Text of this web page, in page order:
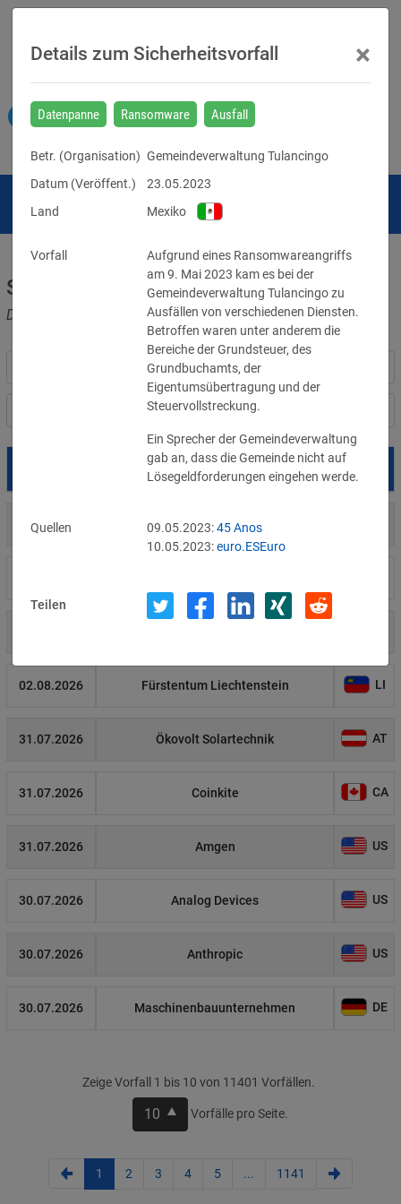
Sicherheitsvorfälle
Datenpannen, Cyber-Angriffe und Schwachstellen
Länderauswahl
Betroffene Land
05.08.2026 Meta
02.08.2026 Fürstentum Liechtenstein LI
31.07.2026 Ökovolt Solartechnik AT
31.07.2026 Coinkite CA
31.07.2026 Amgen US
30.07.2026 Analog Devices US
30.07.2026 Anthropic US
30.07.2026 Maschinenbauunternehmen DE
Zeige Vorfall 1 bis 10 von 11401 Vorfällen.
10 Vorfälle pro Seite.
1 2 3 4 5 ... 1141
Details zum Sicherheitsvorfall ×
Datenpanne Ransomware Ausfall
Betr. (Organisation) Gemeindeverwaltung Tulancingo
Datum (Veröffent.)
23.05.2023
Land
Mexiko
Vorfall
Aufgrund eines Ransomwareangriffs
am 9. Mai 2023 kam es bei der
Gemeindeverwaltung Tulancingo zu
Ausfällen von verschiedenen Diensten.
Betroffen waren unter anderem die
Bereiche der Grundsteuer, des
Grundbuchamts, der
Eigentumsübertragung und der
Steuervollstreckung.
Ein Sprecher der Gemeindeverwaltung
gab an, dass die Gemeinde nicht auf
Lösegeldforderungen eingehen werde.
Quellen 09.05.2023:45 Anos
10.05.2023:euro.ESEuro
Teilen